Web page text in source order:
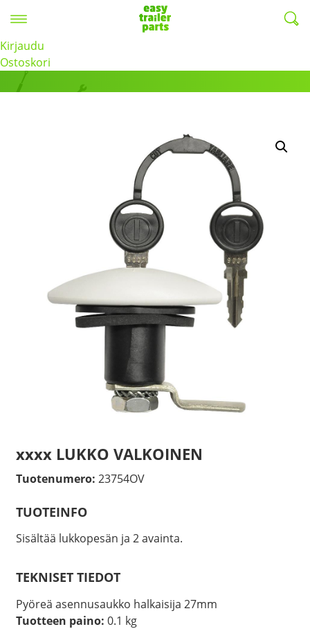
Kirjaudu
Ostoskori
Tuotteet
xxxx LUKKO VALKOINEN
Tuotenumero: 23754OV
TUOTEINFO
Sisältää lukkopesän ja 2 avainta.
TEKNISET TIEDOT
Pyöreä asennusaukko halkaisija 27mm
Tuotteen paino: 0.1 kg